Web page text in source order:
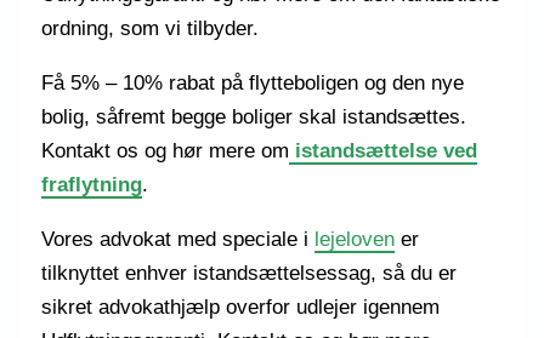
ordning, som vi tilbyder.
Få 5% – 10% rabat på flytteboligen og den nye
bolig, såfremt begge boliger skal istandsættes.
Kontakt os og hør mere om istandsættelse ved
fraflytning.
Vores advokat med speciale i lejeloven er
tilknyttet enhver istandsættelsessag, så du er
sikret advokathjælp overfor udlejer igennem